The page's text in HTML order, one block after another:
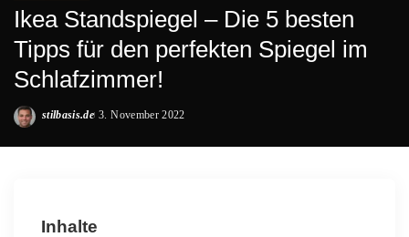
Ikea Standspiegel – Die 5 besten
Tipps für den perfekten Spiegel im
Schlafzimmer!
Posted
stilbasis.de 3. November 2022
Inhalte